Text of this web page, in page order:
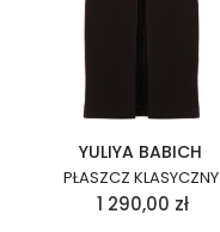
YULIYA BABICH
PŁASZCZ KLASYCZNY
1 290,00 zł